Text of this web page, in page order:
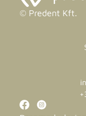
© Predent Kft.